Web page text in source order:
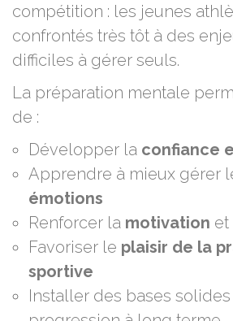
compétition : les jeunes
confrontés très tôt à des
difficiles à gérer seuls.
La préparation mentale
de :
Développer la confiance
Apprendre à mieux gérer
émotions
Renforcer la motivation et
Favoriser le plaisir de la
sportive
Installer des bases